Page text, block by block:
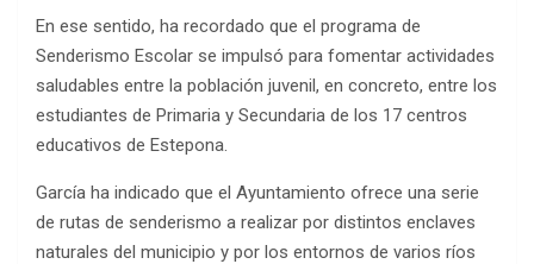
En ese sentido, ha recordado que el programa de
Senderismo Escolar se impulsó para fomentar actividades
saludables entre la población juvenil, en concreto, entre los
estudiantes de Primaria y Secundaria de los 17 centros
educativos de Estepona.
García ha indicado que el Ayuntamiento ofrece una serie
de rutas de senderismo a realizar por distintos enclaves
naturales del municipio y por los entornos de varios ríos